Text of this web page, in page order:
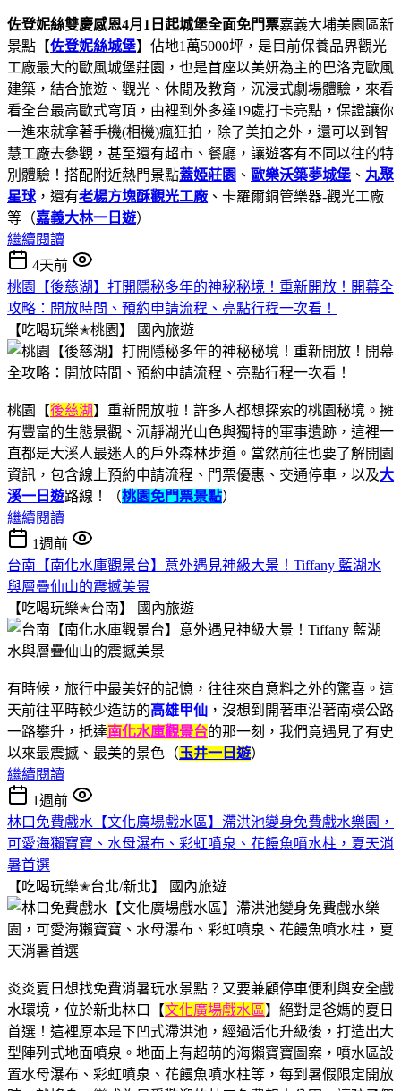
佐登妮絲雙慶感恩4月1日起城堡全面免門票嘉義大埔美園區新
景點【佐登妮絲城堡】佔地1萬5000坪，是目前保養品界觀光
工廠最大的歐風城堡莊園，也是首座以美妍為主的巴洛克歐風
建築，結合旅遊、觀光、休閒及教育，沉浸式劇場體驗，來看
看全台最高歐式穹頂，由裡到外多達19處打卡亮點，保證讓你
一進來就拿著手機(相機)瘋狂拍，除了美拍之外，還可以到智
慧工廠去參觀，甚至還有超市、餐廳，讓遊客有不同以往的特
別體驗！搭配附近熱門景點蓋婭莊園 、 歐樂沃築夢城堡 、 丸聚
星球 ，還有老楊方塊酥觀光工廠 、卡羅爾銅管樂器-觀光工廠
等（嘉義大林一日遊）
繼續閱讀
4天前
桃園【後慈湖】打開隱秘多年的神秘秘境！重新開放！開幕全
攻略：開放時間、預約申請流程、亮點行程一次看！
【吃喝玩樂✭桃園】
國內旅遊
桃園【後慈湖】重新開放啦！許多人都想探索的桃園秘境。擁
有豐富的生態景觀、沉靜湖光山色與獨特的軍事遺跡，這裡一
直都是大溪人最迷人的戶外森林步道。當然前往也要了解開園
資訊，包含線上預約申請流程、門票優惠、交通停車，以及大
溪一日遊路線！（桃園免門票景點）
繼續閱讀
1週前
台南【南化水庫觀景台】意外遇見神級大景！Tiffany 藍湖水
與層疊仙山的震撼美景
【吃喝玩樂✭台南】
國內旅遊
有時候，旅行中最美好的記憶，往往來自意料之外的驚喜。這
天前往平時較少造訪的高雄甲仙 ，沒想到開著車沿著南橫公路
一路攀升，抵達南化水庫觀景台的那一刻，我們竟遇見了有史
以來最震撼、最美的景色（玉井一日遊）
繼續閱讀
1週前
林口免費戲水【文化廣場戲水區】滯洪池變身免費戲水樂園，
可愛海獺寶寶、水母瀑布、彩虹噴泉、花饅魚噴水柱，夏天消
暑首選
【吃喝玩樂✭台北/新北】
國內旅遊
炎炎夏日想找免費消暑玩水景點？又要兼顧停車便利與安全戲
水環境，位於新北林口【文化廣場戲水區】絕對是爸媽的夏日
首選！這裡原本是下凹式滯洪池，經過活化升級後，打造出大
型陣列式地面噴泉。地面上有超萌的海獺寶寶圖案，噴水區設
置水母瀑布、彩虹噴泉、花饅魚噴水柱等，每到暑假限定開放